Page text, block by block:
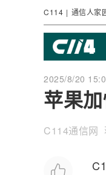
C114 | 通信人家
2025/8/20
苹果
C114通信网